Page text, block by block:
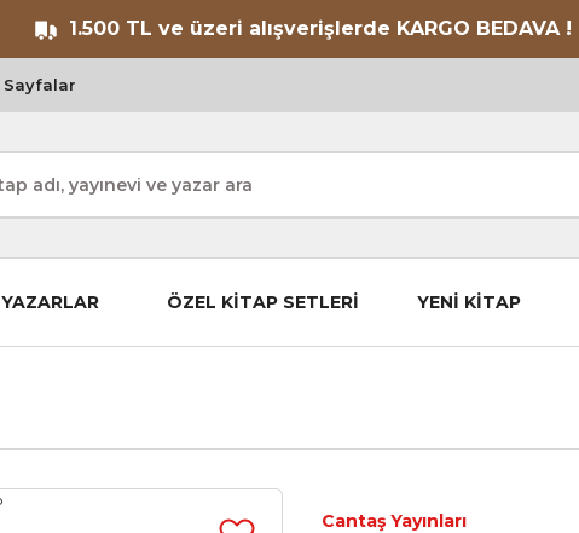
1.500 TL ve üzeri alışverişlerde KARGO BEDAVA !
Sayfalar
YAZARLAR ÖZEL KİTAP SETLERİ YENİ KİTAP
Cantaş Yayınları